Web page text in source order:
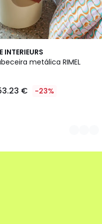
INTERIEURS
metálica RIMEL
€ -23%